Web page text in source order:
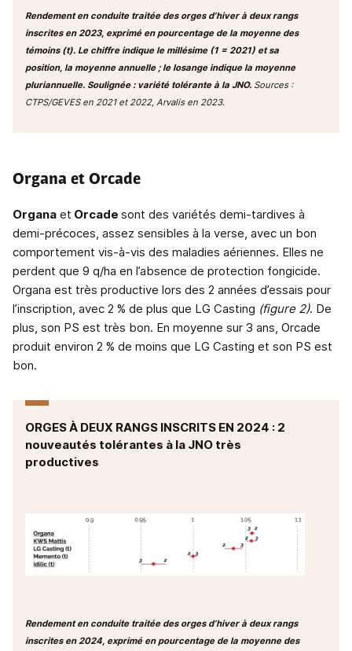
Rendement en conduite traitée des orges d’hiver à deux rangs
inscrites en 2023, exprimé en pourcentage de la moyenne des
témoins (t). Le chiffre indique le millésime (1 = 2021) et sa
position, la moyenne annuelle ; le losange indique la moyenne
pluriannuelle. Soulignée : variété tolérante à la JNO. Sources :
CTPS/GEVES en 2021 et 2022, Arvalis en 2023.
Organa et Orcade
Organa et Orcade sont des variétés demi-tardives à
demi-précoces, assez sensibles à la verse, avec un bon
comportement vis-à-vis des maladies aériennes. Elles ne
perdent que 9 q/ha en l’absence de protection fongicide.
Organa est très productive lors des 2 années d’essais pour
l’inscription, avec 2 % de plus que LG Casting (figure 2). De
plus, son PS est très bon. En moyenne sur 3 ans, Orcade
produit environ 2 % de moins que LG Casting et son PS est
bon.
ORGES À DEUX RANGS INSCRITS EN 2024 : 2
nouveautés tolérantes à la JNO très
productives
Rendement en conduite traitée des orges d’hiver à deux rangs
inscrites en 2024, exprimé en pourcentage de la moyenne des